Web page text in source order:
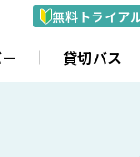
無料トライア
貸切バス